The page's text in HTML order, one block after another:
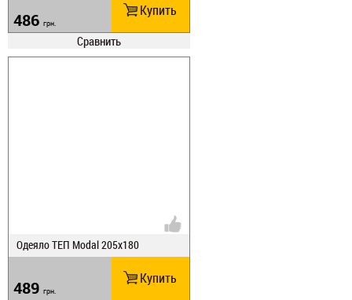
486 грн.
Купить
Сравнить
Одеяло ТЕП Modal 205х180
489 грн.
Купить